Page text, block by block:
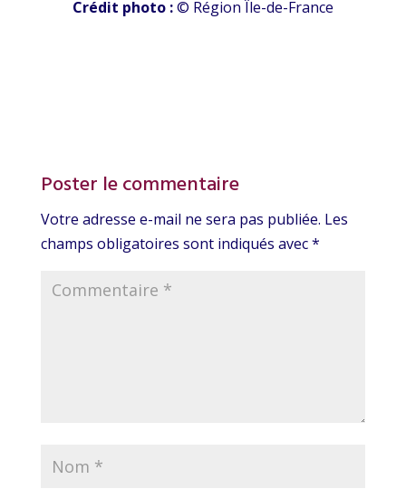
Crédit photo :© Région Île-de-France
Poster le commentaire
Votre adresse e-mail ne sera pas publiée. Les
champs obligatoires sont indiqués avec*